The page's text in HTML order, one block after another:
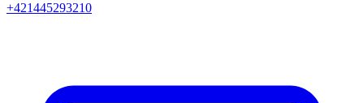
+421445293210